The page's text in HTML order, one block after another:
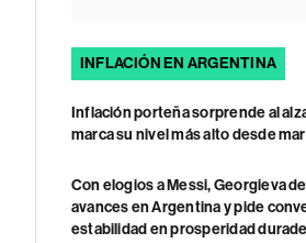
INFLACIÓN EN ARGENTINA
Inflación porteña sorprende al
marca su nivel más alto desde
Con elogios a Messi, Georgieva
avances en Argentina y pide
estabilidad en prosperidad